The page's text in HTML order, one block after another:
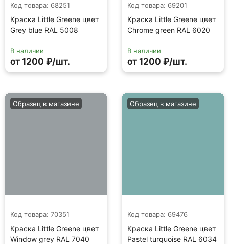
Код товара: 68251
Краска Little Greene цвет
Grey blue RAL 5008
В наличии
от 1200 ₽/шт.
Код товара: 69201
Краска Little Greene цвет
Chrome green RAL 6020
В наличии
от 1200 ₽/шт.
Код товара: 70351
Краска Little Greene цвет
Window grey RAL 7040
Образец в магазине
Код товара: 69476
Краска Little Greene цвет
Pastel turquoise RAL 6034
Образец в магазине